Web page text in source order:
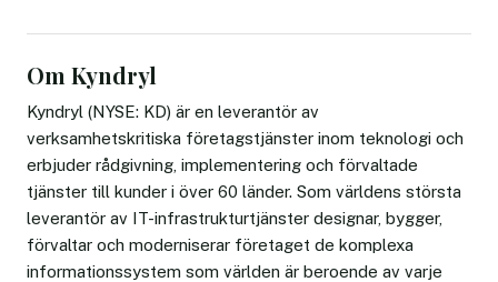
Om Kyndryl
Kyndryl (NYSE: KD) är en leverantör av
verksamhetskritiska företagstjänster inom teknologi och
erbjuder rådgivning, implementering och förvaltade
tjänster till kunder i över 60 länder. Som världens största
leverantör av IT-infrastrukturtjänster designar, bygger,
förvaltar och moderniserar företaget de komplexa
informationssystem som världen är beroende av varje